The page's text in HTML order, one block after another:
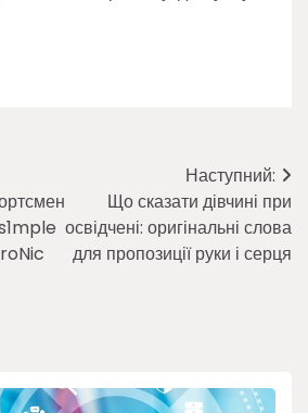
Наступний:
Що сказати дівчині при
освідчені: оригінальні слова
для пропозиції руки і серця